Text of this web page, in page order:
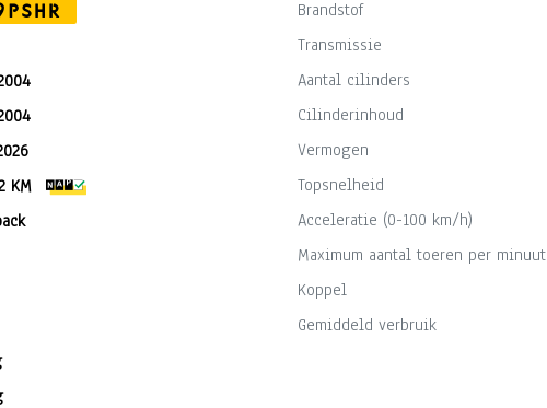
KM
Brandstof
Transmissie
Aantal cilinders
Cilinderinhoud
Vermogen
Topsnelheid
Acceleratie (0-100 km/h)
Maximum aantal toeren per minuut
Koppel
Gemiddeld verbruik